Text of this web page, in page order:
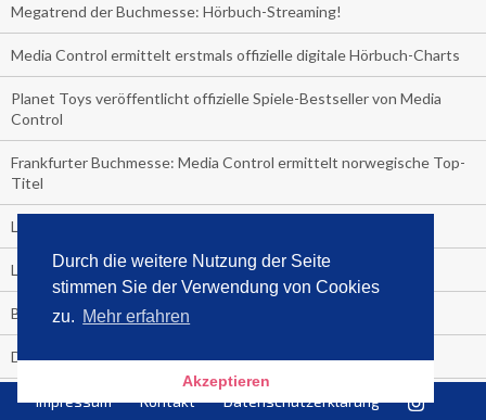
Durch die weitere Nutzung der Seite
stimmen Sie der Verwendung von Cookies
zu. Mehr erfahren
Akzeptieren
Megatrend der Buchmesse: Hörbuch-Streaming!
Media Control ermittelt erstmals offizielle digitale Hörbuch-Charts
Planet Toys veröffentlicht offizielle Spiele-Bestseller von Media
Control
Frankfurter Buchmesse: Media Control ermittelt norwegische Top-
Titel
Leichtathletik-WM im TV
Leck mich!
Boom der Klimabücher!
Der Sommer-Bestseller 2019
Backstop einer Showkarriere!
Impressum Kontakt Datenschutzerklärung